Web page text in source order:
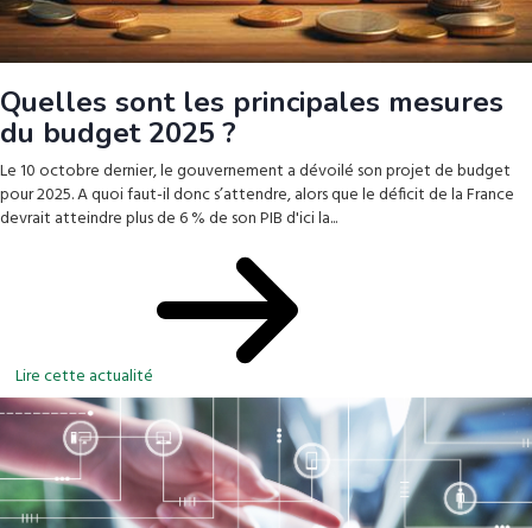
Quelles sont les principales mesures
du budget 2025 ?
Le 10 octobre dernier, le gouvernement a dévoilé son projet de budget
pour 2025. A quoi faut-il donc s’attendre, alors que le déficit de la France
devrait atteindre plus de 6 % de son PIB d'ici la...
Lire cette actualité